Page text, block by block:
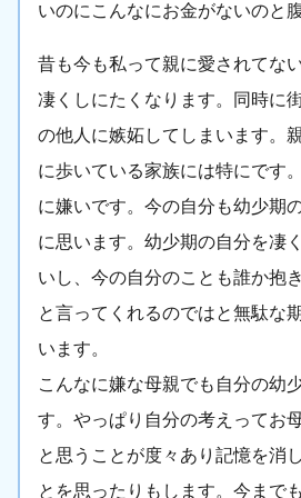
いのにこんなにお金がないのと
昔も今も私って親に愛されてな
凄くしにたくなります。同時に
の他人に嫉妬してしまいます。
に歩いている家族には特にです
に嫌いです。今の自分も幼少期
に思います。幼少期の自分を凄
いし、今の自分のことも誰か抱
と言ってくれるのではと無駄な
います。
こんなに嫌な母親でも自分の幼
す。やっぱり自分の考えってお
と思うことが度々あり記憶を消
とを思ったりもします。今まで